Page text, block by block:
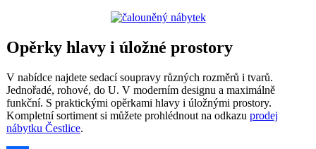
Opěrky hlavy i úložné prostory
V nabídce najdete sedací soupravy různých rozměrů i tvarů.
Jednořadé, rohové, do U. V moderním designu a maximálně
funkční. S praktickými opěrkami hlavy i úložnými prostory.
Kompletní sortiment si můžete prohlédnout na odkazu prodej
nábytku Čestlice.